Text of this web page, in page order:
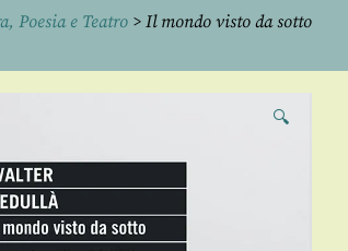
Poesia e Teatro > Il mondo visto da sotto
🔍